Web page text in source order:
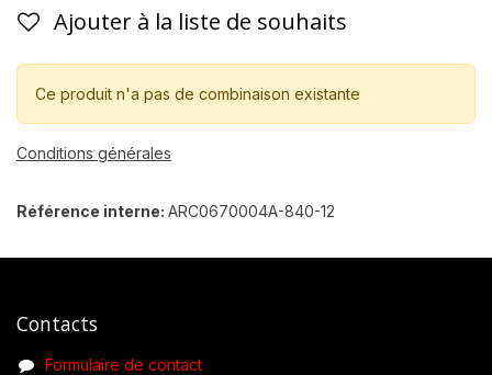
Ajouter à la liste de souhaits
Ce produit n'a pas de combinaison existante
Conditions générales
Référence interne: ARC0670004A-840-12
Contacts
Formulaire de contact